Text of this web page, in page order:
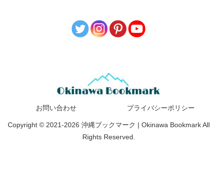
お問い合わせ プライバシーポリシー
Copyright © 2021-2026 沖縄ブックマーク | Okinawa Bookmark All
Rights Reserved.